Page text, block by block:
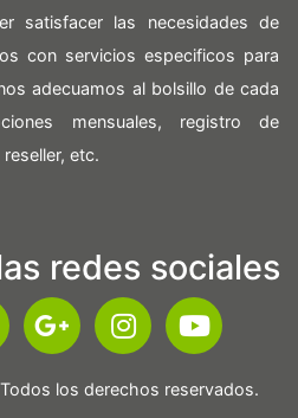
satisfacer las necesidades de
con servicios especificos para
adecuamos al bolsillo de cada
mensuales, registro de
etc.
redes sociales
los derechos reservados.